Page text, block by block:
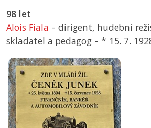
98 let
Alois Fiala – dirigent, hudební
skladatel a pedagog – * 15. 7.